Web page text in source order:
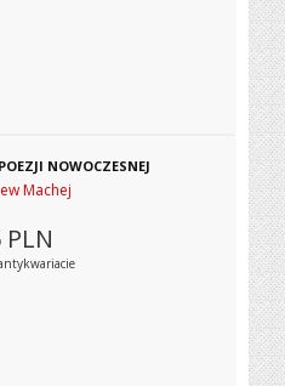
NOWOCZESNEJ
Machej
PLN